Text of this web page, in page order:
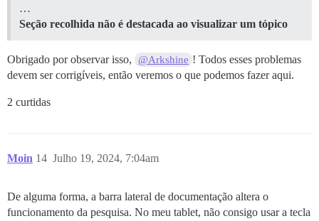
…
Seção recolhida não é destacada ao visualizar um tópico
Obrigado por observar isso, @Arkshine ! Todos esses problemas
devem ser corrigíveis, então veremos o que podemos fazer aqui.
2 curtidas
Moin Julho 19, 2024, 7:04am
14
De alguma forma, a barra lateral de documentação altera o
funcionamento da pesquisa. No meu tablet, não consigo usar a tecla